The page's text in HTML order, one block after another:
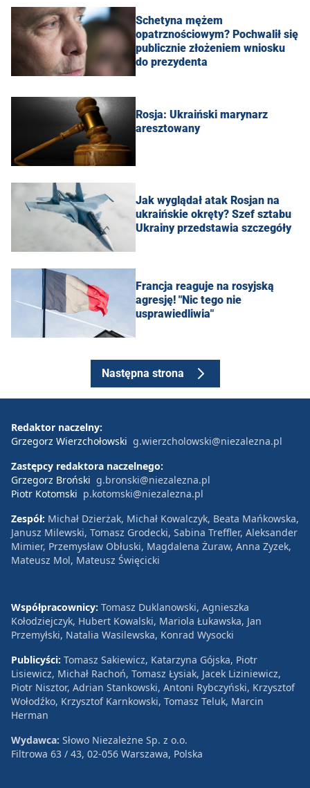
Schetyna mężem
opatrznościowym? Pochwalił się
publicznie złożeniem wniosku
do prezydenta
Rosja: Ukraiński marynarz
aresztowany
Jak wyglądał atak Rosjan na
ukraińskie okręty? Szef sztabu
Ukrainy przedstawia szczegóły
Francja reaguje na rosyjską
agresję! "Nic tego nie
usprawiedliwia"
Następna strona
Redaktor naczelny:
Grzegorz Wierzchołowski g.wierzcholowski@niezalezna.pl
Zastępcy redaktora naczelnego:
Grzegorz Broński g.bronski@niezalezna.pl
Piotr Kotomski p.kotomski@niezalezna.pl
Zespół: Michał Dzierżak, Michał Kowalczyk, Beata Mańkowska,
Janusz Milewski, Tomasz Grodecki, Sabina Treffler, Aleksander
Mimier, Przemysław Obłuski, Magdalena Żuraw, Anna Zyzek,
Mateusz Mol, Mateusz Święcicki
Współpracownicy: Tomasz Duklanowski, Agnieszka
Kołodziejczyk, Hubert Kowalski, Mariola Łukawska, Jan
Przemyłski, Natalia Wasilewska, Konrad Wysocki
Publicyści: Tomasz Sakiewicz, Katarzyna Gójska, Piotr
Lisiewicz, Michał Rachoń, Tomasz Łysiak, Jacek Liziniewicz,
Piotr Nisztor, Adrian Stankowski, Antoni Rybczyński, Krzysztof
Wołodźko, Krzysztof Karnkowski, Tomasz Teluk, Marcin
Herman
Wydawca: Słowo Niezależne Sp. z o.o.
Filtrowa 63 / 43, 02-056 Warszawa, Polska